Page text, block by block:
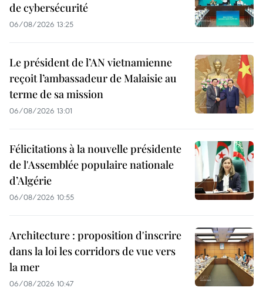
de cybersécurité
06/08/2026 13:25
Le président de l’AN vietnamienne
reçoit l’ambassadeur de Malaisie au
terme de sa mission
06/08/2026 13:01
Félicitations à la nouvelle présidente
de l'Assemblée populaire nationale
d’Algérie
06/08/2026 10:55
Architecture : proposition d'inscrire
dans la loi les corridors de vue vers
la mer
06/08/2026 10:47